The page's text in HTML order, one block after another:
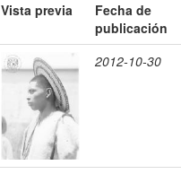
Vista previa
Fecha de
publicación
2012-10-30